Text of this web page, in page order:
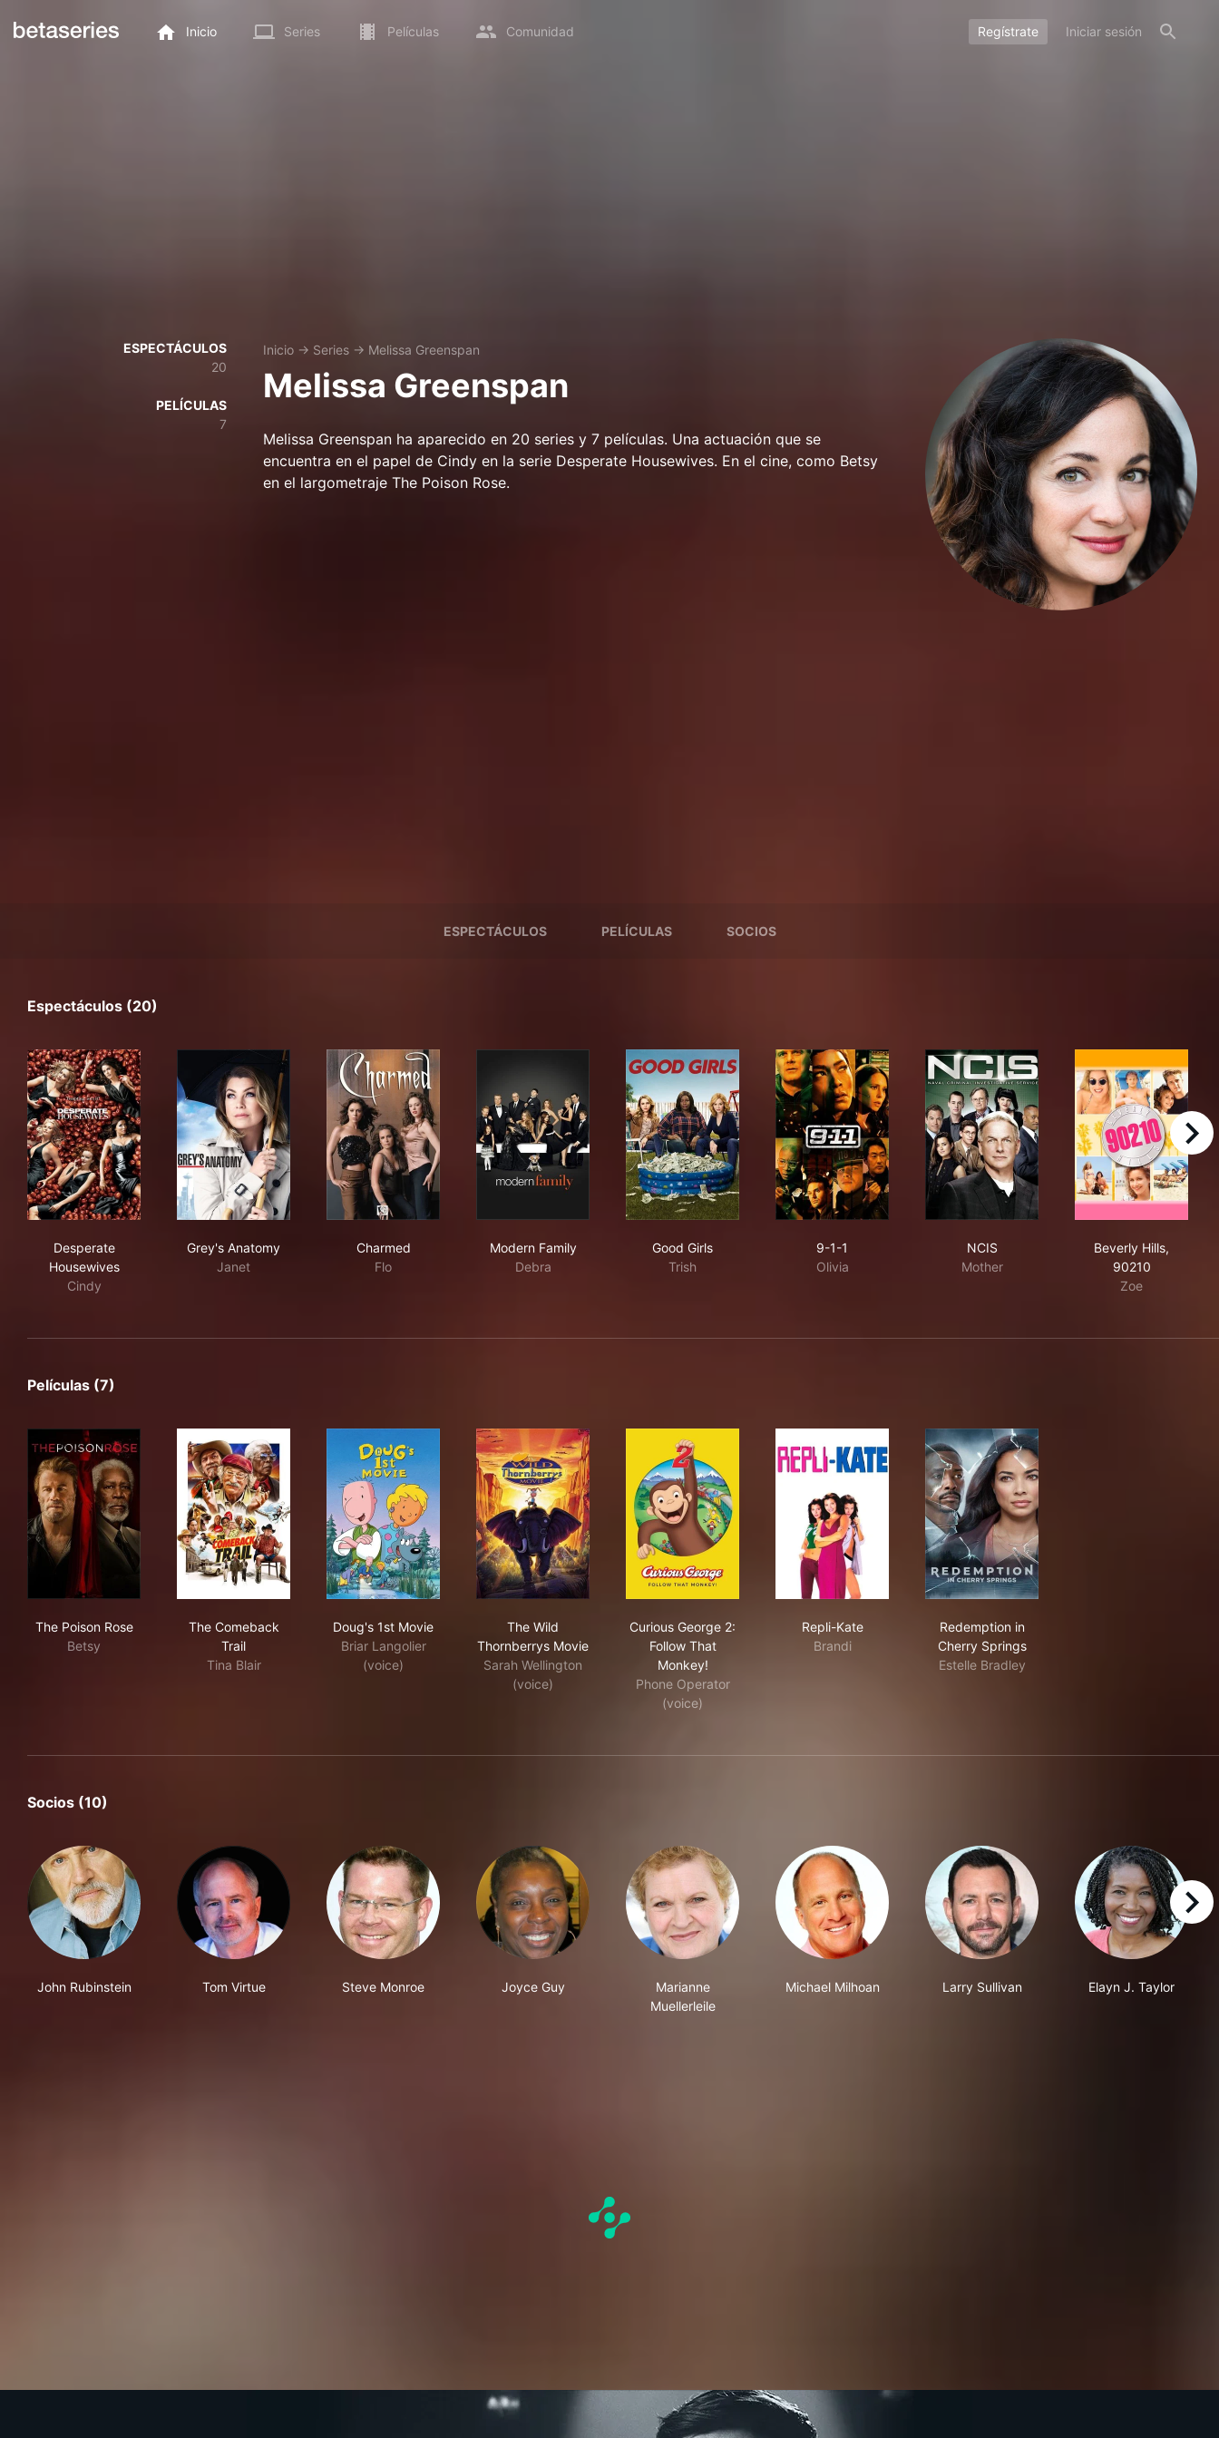
Inicio Series Películas Comunidad Regístrate Iniciar sesión
ESPECTÁCULOS
20
PELÍCULAS
7
Inicio → Series → Melissa Greenspan
Melissa Greenspan
Melissa Greenspan ha aparecido en 20 series y 7 películas. Una actuación que se
encuentra en el papel de Cindy en la serie Desperate Housewives. En el cine, como Betsy
en el largometraje The Poison Rose.
ESPECTÁCULOS PELÍCULAS SOCIOS
Espectáculos (20)
Desperate
Housewives
Cindy
Grey's Anatomy
Janet
Charmed
Flo
Modern Family
Debra
Good Girls
Trish
9-1-1
Olivia
NCIS
Mother
Beverly Hills,
90210
Zoe
right
Películas (7)
The Poison Rose
Betsy
The Comeback
Trail
Tina Blair
Doug's 1st Movie
Briar Langolier
(voice)
The Wild
Thornberrys Movie
Sarah Wellington
(voice)
Curious George 2:
Follow That
Monkey!
Phone Operator
(voice)
Repli-Kate
Brandi
Redemption in
Cherry Springs
Estelle Bradley
Socios (10)
John Rubinstein Tom Virtue Steve Monroe Joyce Guy
Marianne
Muellerleile
Michael Milhoan Larry Sullivan Elayn J. Taylor
right